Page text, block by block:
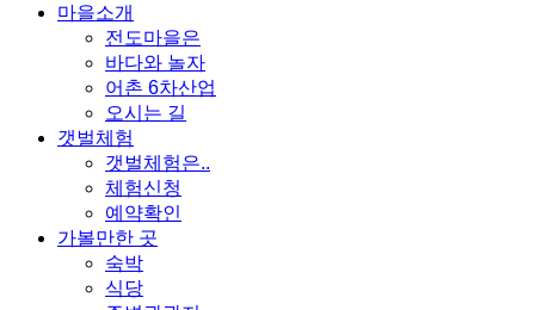
마을소개
전도마을은
바다와 놀자
어촌 6차산업
오시는 길
갯벌체험
갯벌체험은..
체험신청
예약확인
가볼만한 곳
숙박
식당